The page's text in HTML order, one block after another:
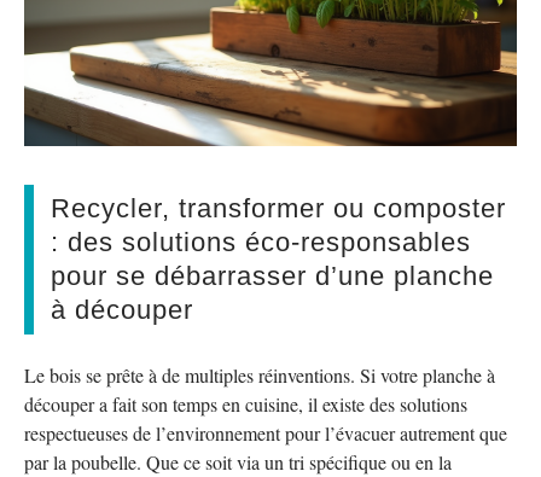
Recycler, transformer ou composter
: des solutions éco-responsables
pour se débarrasser d’une planche
à découper
Le bois se prête à de multiples réinventions. Si votre planche à
découper a fait son temps en cuisine, il existe des solutions
respectueuses de l’environnement pour l’évacuer autrement que
par la poubelle. Que ce soit via un tri spécifique ou en la